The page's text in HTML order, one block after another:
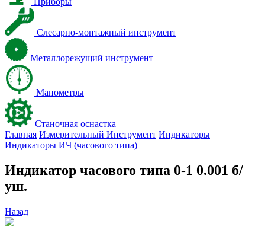
Слесарно-монтажный инструмент
Металлорежущий инструмент
Манометры
Станочная оснастка
Главная Измерительный Инструмент Индикаторы
Индикаторы ИЧ (часового типа)
Индикатор часового типа 0-1 0.001 б/
уш.
Назад